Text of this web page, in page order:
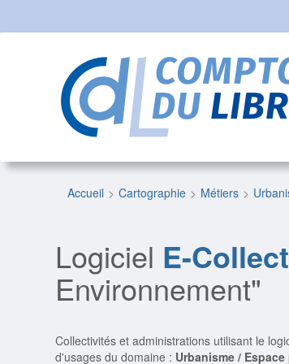
Accueil Cartographie Métiers
Logiciel E-
Environnement"
Collectivités et administrations utilisant le
d'usages du domaine : Urbanisme /